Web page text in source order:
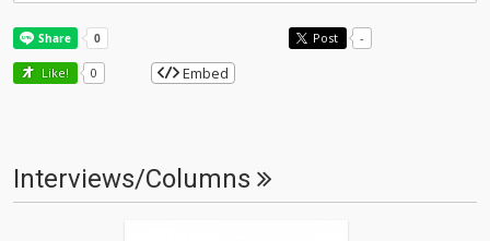
Post -
Like! 0 Embed
Interviews/Columns